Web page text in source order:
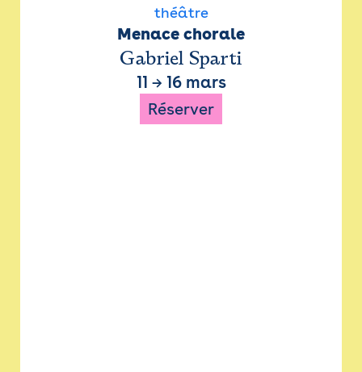
théâtre
Menace chorale
Gabriel Sparti
11 → 16 mars
Réserver